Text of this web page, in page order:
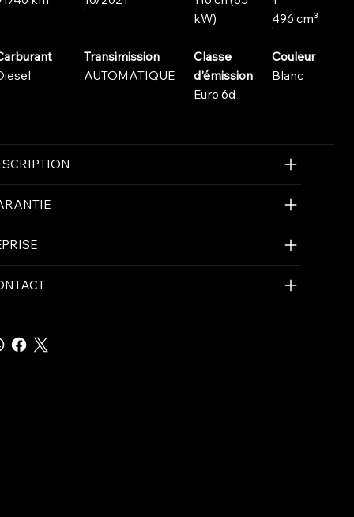
kW)
496 cm³
Transimission
AUTOMATIQUE
Classe
d'émission
Euro 6d
Couleur
Blanc